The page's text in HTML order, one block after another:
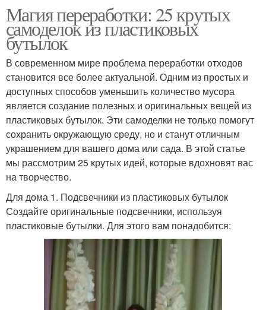
Магия переработки: 25 крутых
самоделок из пластиковых
бутылок
В современном мире проблема переработки отходов
становится все более актуальной. Одним из простых и
доступных способов уменьшить количество мусора
является создание полезных и оригинальных вещей из
пластиковых бутылок. Эти самоделки не только помогут
сохранить окружающую среду, но и станут отличным
украшением для вашего дома или сада. В этой статье
мы рассмотрим 25 крутых идей, которые вдохновят вас
на творчество.
Для дома 1. Подсвечники из пластиковых бутылок
Создайте оригинальные подсвечники, используя
пластиковые бутылки. Для этого вам понадобится: